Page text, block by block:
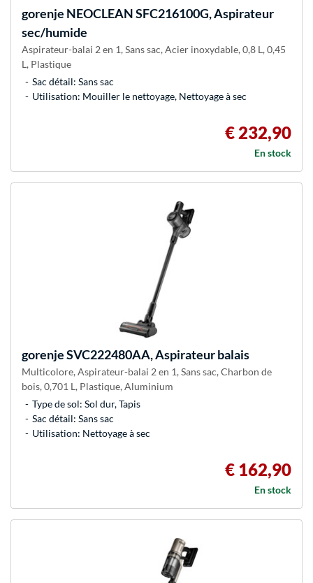
gorenje NEOCLEAN SFC216100G, Aspirateur
sec/humide
Aspirateur-balai 2 en 1, Sans sac, Acier inoxydable, 0,8 L, 0,45
L, Plastique
Sac détail: Sans sac
Utilisation: Mouiller le nettoyage, Nettoyage à sec
€ 232,90
En stock
gorenjeSVC222480AA, Aspirateur balais
Multicolore, Aspirateur-balai 2 en 1, Sans sac, Charbon de
bois, 0,701 L, Plastique, Aluminium
Type de sol: Sol dur, Tapis
Sac détail: Sans sac
Utilisation: Nettoyage à sec
€ 162,90
En stock